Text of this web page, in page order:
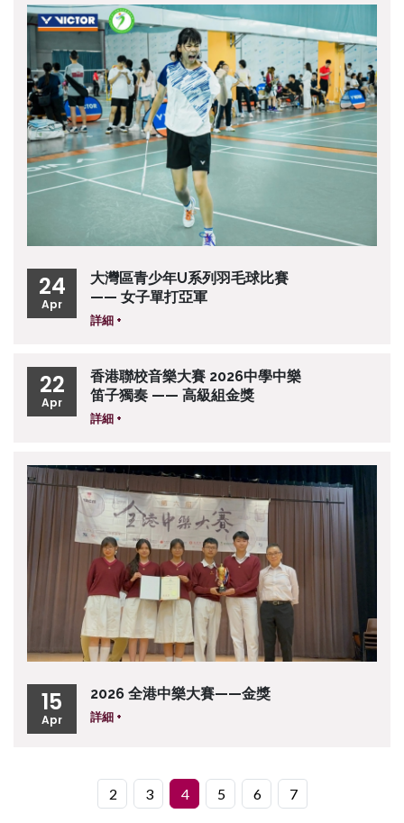
24
Apr
大灣區青少年U系列羽毛球比賽
—— 女子單打亞軍
詳細 +
22
Apr
香港聯校音樂大賽 2026中學中樂
笛子獨奏 —— 高級組金獎
詳細 +
15
Apr
2026 全港中樂大賽——金獎
詳細 +
2 3 4 5 6 7